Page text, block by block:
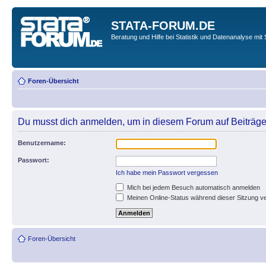
STATA-FORUM.DE
Beratung und Hilfe bei Statistik und Datenanalyse mit
Foren-Übersicht
Du musst dich anmelden, um in diesem Forum auf
Benutzername:
Passwort:
Ich habe mein Passwort vergessen
Mich bei jedem Besuch automatisch anmelden
Meinen Online-Status während dieser Sitzung
Foren-Übersicht